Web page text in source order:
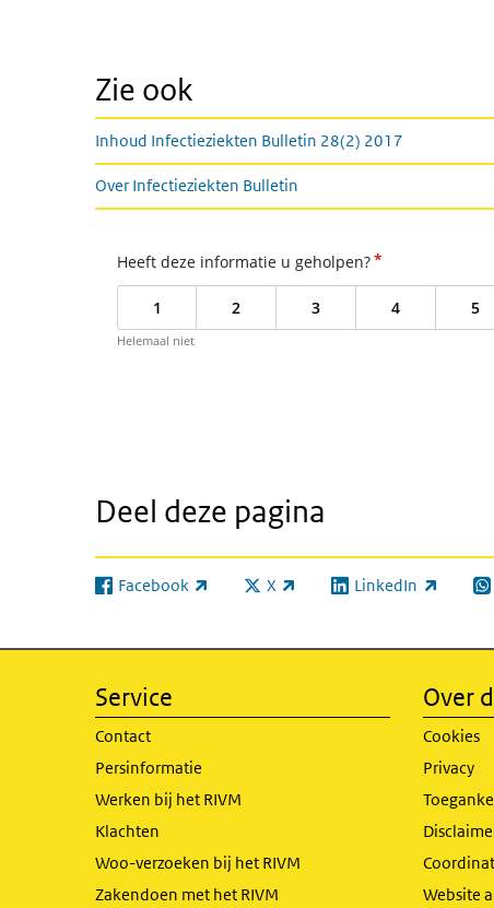
Zie ook
Inhoud Infectieziekten Bulletin 28(2) 2017
Over Infectieziekten Bulletin
Heeft deze informatie u geholpen?*
1 2 3 4 5
Helemaal niet
Deel deze pagina
Facebook
(externe link) X
(externe link) LinkedIn
(externe link)
Service
Contact
Persinformatie
Werken bij het RIVM
Klachten
Woo-verzoeken bij het RIVM
Zakendoen met het RIVM
Over
Cookies
Privacy
Website